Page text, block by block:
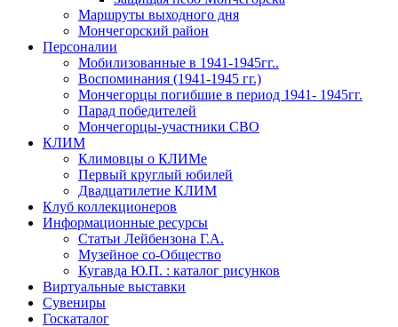
Маршруты выходного дня
Мончегорский район
Персоналии
Мобилизованные в 1941-1945гг..
Воспоминания (1941-1945 гг.)
Мончегорцы погибшие в период 1941- 1945гг.
Парад победителей
Мончегорцы-участники СВО
КЛИМ
Климовцы о КЛИМе
Первый круглый юбилей
Двадцатилетие КЛИМ
Клуб коллекционеров
Информационные ресурсы
Статьи Лейбензона Г.А.
Музейное со-Общество
Кугавда Ю.П. : каталог рисунков
Виртуальные выставки
Сувениры
Госкаталог